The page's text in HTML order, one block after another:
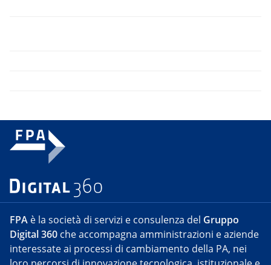
FPA è la società di servizi e consulenza del Gruppo
Digital 360 che accompagna amministrazioni e aziende
interessate ai processi di cambiamento della PA, nei